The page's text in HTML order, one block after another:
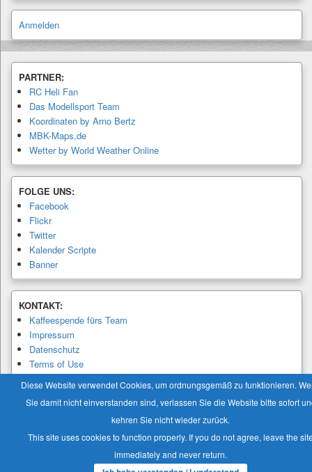
Anmelden
PARTNER:
RC Heli Fan
Das Modellsport Team
Koordinaten by Arno Bertz
MBK-Maps.de
Wetter by World Weather Online
FOLGE UNS:
Facebook
Flickr
Twitter
Kalender Scripte
Banner
KONTAKT:
Kaffeespende fürs Team
Impressum
Datenschutz
Terms of Use
Privacy Policy
Copyright © 2026Modellbaukalender.info. Alle Rechte vorbehalten.
Theme: Catch Box byCatch Themes
Diese Website verwendet Cookies, um ordnungsgemäß zu funktionieren.
Sie damit nicht einverstanden sind, verlassen Sie die Website bitte sofort
kehren Sie nicht wieder zurück.
This site uses cookies to function properly. If you do not agree, leave the
immediately and never return.